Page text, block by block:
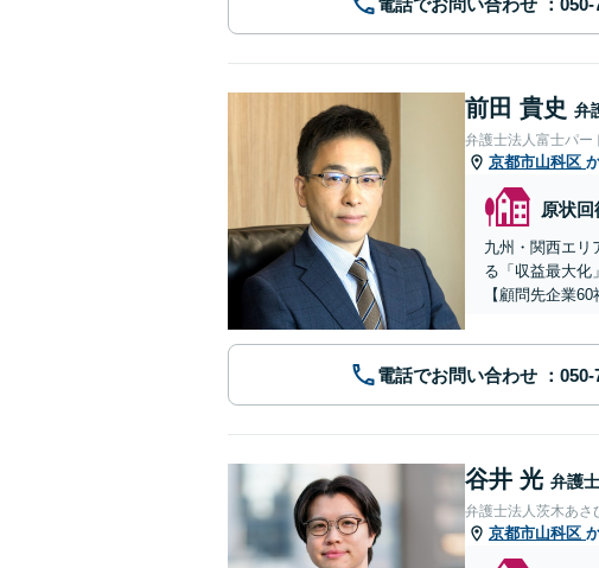
前田 貴史 弁
弁護士法人富士パー
京都市山科区
原状
九州・関西エリ
る「収益最大化
【顧問先企業60
電話でお問い合わせ
谷井 光 弁護士
弁護士法人茨木あさ
京都市山科区